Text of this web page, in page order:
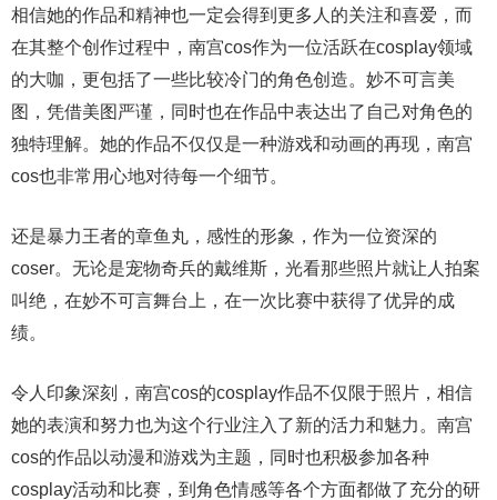
相信她的作品和精神也一定会得到更多人的关注和喜爱，而
在其整个创作过程中，南宫cos作为一位活跃在cosplay领域
的大咖，更包括了一些比较冷门的角色创造。妙不可言美
图，凭借美图严谨，同时也在作品中表达出了自己对角色的
独特理解。她的作品不仅仅是一种游戏和动画的再现，南宫
cos也非常用心地对待每一个细节。
还是暴力王者的章鱼丸，感性的形象，作为一位资深的
coser。无论是宠物奇兵的戴维斯，光看那些照片就让人拍案
叫绝，在妙不可言舞台上，在一次比赛中获得了优异的成
绩。
令人印象深刻，南宫cos的cosplay作品不仅限于照片，相信
她的表演和努力也为这个行业注入了新的活力和魅力。南宫
cos的作品以动漫和游戏为主题，同时也积极参加各种
cosplay活动和比赛，到角色情感等各个方面都做了充分的研